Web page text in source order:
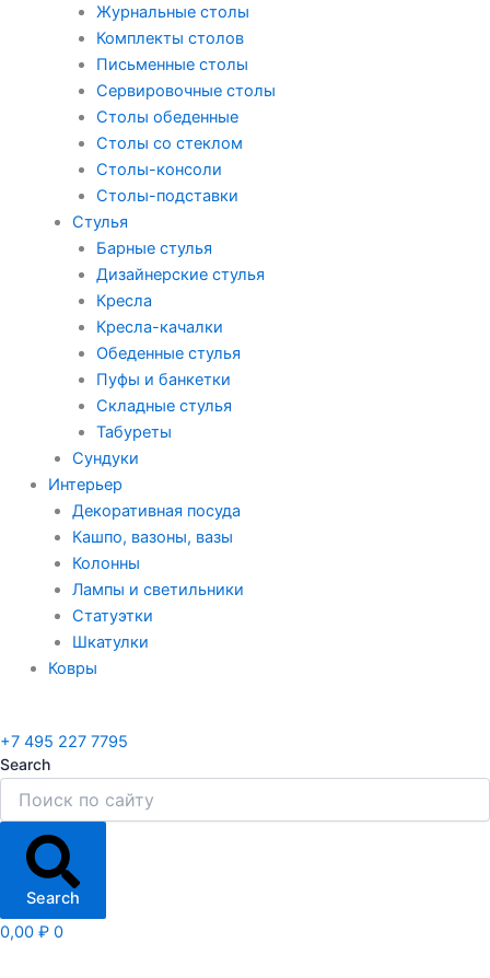
Журнальные столы
Комплекты столов
Письменные столы
Сервировочные столы
Столы обеденные
Столы со стеклом
Столы-консоли
Столы-подставки
Стулья
Барные стулья
Дизайнерские стулья
Кресла
Кресла-качалки
Обеденные стулья
Пуфы и банкетки
Складные стулья
Табуреты
Сундуки
Интерьер
Декоративная посуда
Кашпо, вазоны, вазы
Колонны
Лампы и светильники
Статуэтки
Шкатулки
Ковры
+7 495 227 7795
Search
Search
0,00 ₽ 0